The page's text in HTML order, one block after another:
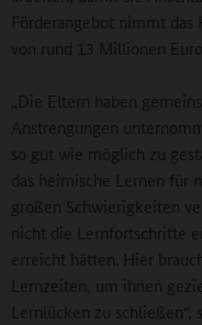
Förderangebot nimmt
von rund 13 Millionen
„Die Eltern haben
Anstrengungen
so gut wie möglich zu
das heimische Lernen für
großen Schwierigkeiten
nicht die Lernfortschritte
erreicht hätten. Hier
Lernzeiten, um ihnen
Lernlücken zu schließen“,